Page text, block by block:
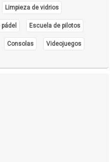
Limpieza de vidrios
Escuela de pilotos
Consolas Videojuegos